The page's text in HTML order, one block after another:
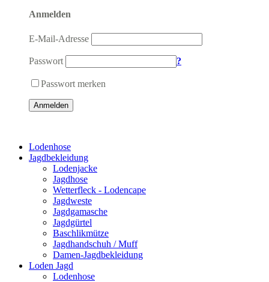
Anmelden
E-Mail-Adresse
Passwort ?
Passwort merken
Anmelden
Lodenhose
Jagdbekleidung
Lodenjacke
Jagdhose
Wetterfleck - Lodencape
Jagdweste
Jagdgamasche
Jagdgürtel
Baschlikmütze
Jagdhandschuh / Muff
Damen-Jagdbekleidung
Loden Jagd
Lodenhose